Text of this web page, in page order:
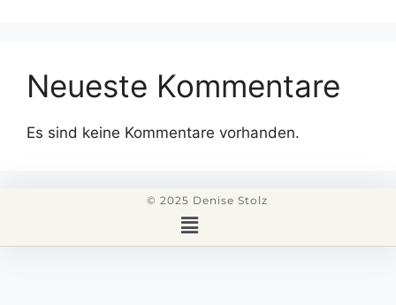
Neueste Kommentare
Es sind keine Kommentare vorhanden.
© 2025 Denise Stolz